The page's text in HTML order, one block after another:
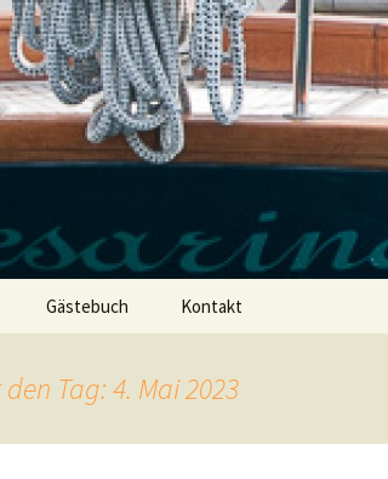
Gästebuch Kontakt
Tag: 4. Mai 2023